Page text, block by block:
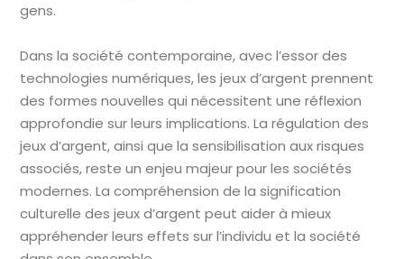
gens.
Dans la société contemporaine, avec l’essor des
technologies numériques, les jeux d’argent prennent
des formes nouvelles qui nécessitent une réflexion
approfondie sur leurs implications. La régulation des
jeux d’argent, ainsi que la sensibilisation aux risques
associés, reste un enjeu majeur pour les sociétés
modernes. La compréhension de la signification
culturelle des jeux d’argent peut aider à mieux
appréhender leurs effets sur l’individu et la société